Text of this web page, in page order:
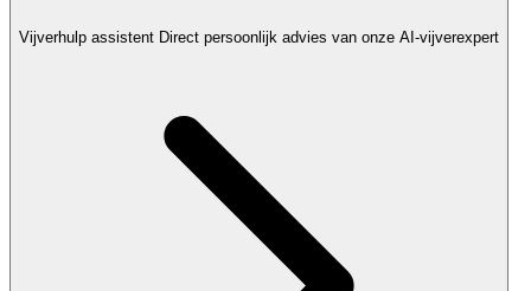
Vijverhulp assistent Direct persoonlijk advies van onze AI-vijverexpert